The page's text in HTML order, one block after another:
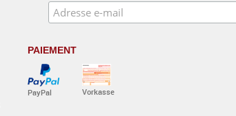
PAIEMENT
PayPal Vorkasse